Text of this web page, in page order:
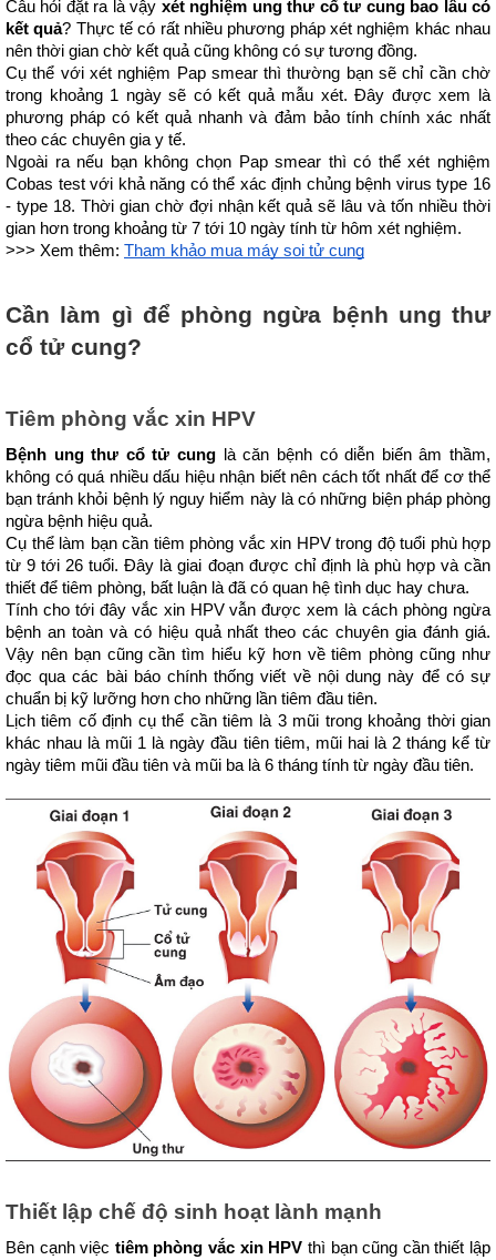
Câu hỏi đặt ra là vậy xét nghiệm ung thư cổ tư cung bao lâu có
kết quả? Thực tế có rất nhiều phương pháp xét nghiệm khác nhau
nên thời gian chờ kết quả cũng không có sự tương đồng.
Cụ thể với xét nghiệm Pap smear thì thường bạn sẽ chỉ cần chờ
trong khoảng 1 ngày sẽ có kết quả mẫu xét. Đây được xem là
phương pháp có kết quả nhanh và đảm bảo tính chính xác nhất
theo các chuyên gia y tế.
Ngoài ra nếu bạn không chọn Pap smear thì có thể xét nghiệm
Cobas test với khả năng có thể xác định chủng bệnh virus type 16
- type 18. Thời gian chờ đợi nhận kết quả sẽ lâu và tốn nhiều thời
gian hơn trong khoảng từ 7 tới 10 ngày tính từ hôm xét nghiệm.
>>> Xem thêm: Tham khảo mua máy soi tử cung
Cần làm gì để phòng ngừa bệnh ung thư
cổ tử cung?
Tiêm phòng vắc xin HPV
Bệnh ung thư cổ tử cung là căn bệnh có diễn biến âm thầm,
không có quá nhiều dấu hiệu nhận biết nên cách tốt nhất để cơ thể
bạn tránh khỏi bệnh lý nguy hiểm này là có những biện pháp phòng
ngừa bệnh hiệu quả.
Cụ thể làm bạn cần tiêm phòng vắc xin HPV trong độ tuổi phù hợp
từ 9 tới 26 tuổi. Đây là giai đoạn được chỉ định là phù hợp và cần
thiết để tiêm phòng, bất luận là đã có quan hệ tình dục hay chưa.
Tính cho tới đây vắc xin HPV vẫn được xem là cách phòng ngừa
bệnh an toàn và có hiệu quả nhất theo các chuyên gia đánh giá.
Vậy nên bạn cũng cần tìm hiểu kỹ hơn về tiêm phòng cũng như
đọc qua các bài báo chính thống viết về nội dung này để có sự
chuẩn bị kỹ lưỡng hơn cho những lần tiêm đầu tiên.
Lịch tiêm cố định cụ thể cần tiêm là 3 mũi trong khoảng thời gian
khác nhau là mũi 1 là ngày đầu tiên tiêm, mũi hai là 2 tháng kể từ
ngày tiêm mũi đầu tiên và mũi ba là 6 tháng tính từ ngày đầu tiên.
Thiết lập chế độ sinh hoạt lành mạnh
Bên cạnh việc tiêm phòng vắc xin HPV thì bạn cũng cần thiết lập